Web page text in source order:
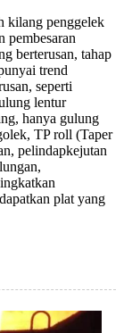
kilang penggelek
pembesaran
berterusan, tahap
trend
seperti
lentur
hanya gulung
TP roll (Taper
pelindapkejutan
plat yang